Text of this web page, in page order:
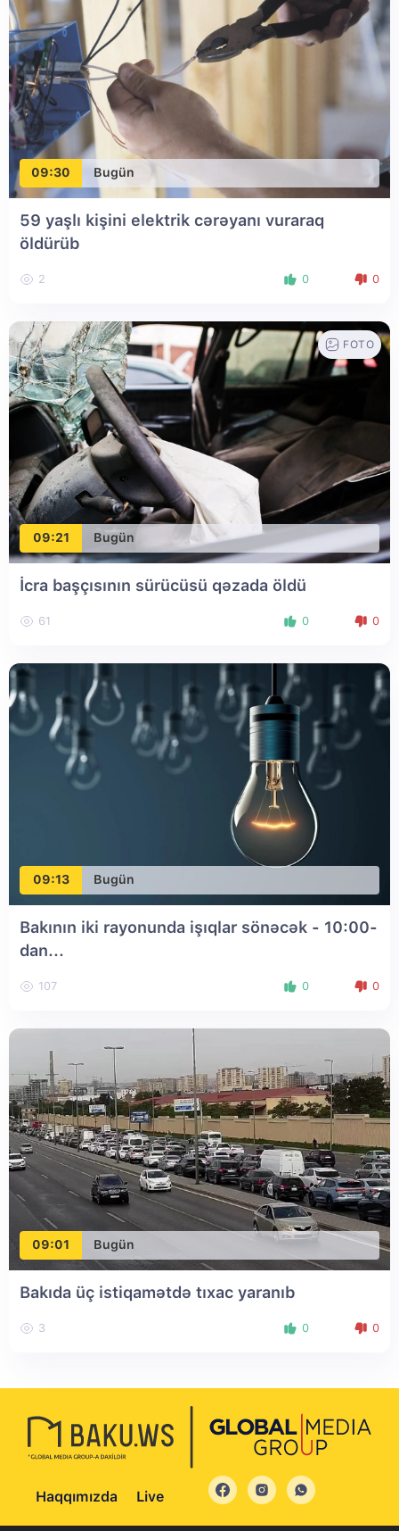
09:30 Bugün
59 yaşlı kişini elektrik cərəyanı vuraraq
öldürüb
2 0 0
09:21 Bugün
FOTO
İcra başçısının sürücüsü qəzada öldü
61 0 0
09:13 Bugün
Bakının iki rayonunda işıqlar sönəcək - 10:00-
dan...
107 0 0
09:01 Bugün
Bakıda üç istiqamətdə tıxac yaranıb
3 0 0
Haqqımızda Live